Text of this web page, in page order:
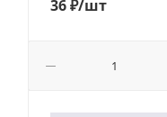
36₽/шт